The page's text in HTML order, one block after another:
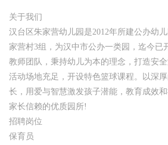
关于我们
汉台区朱家营幼儿园是2012年所建公办幼
家营村3组，为汉中市公办一类园，迄今已
教师团队，秉持幼儿为本的理念，打造安
活动场地充足，开设特色篮球课程。以深
长，用爱与智慧激发孩子潜能，教育成效
家长信赖的优质园所!
招聘岗位
保育员